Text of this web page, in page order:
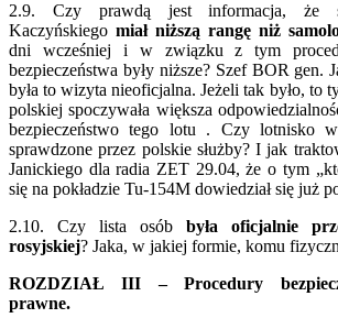
2.9. Czy prawdą jest informacja, że
Kaczyńskiego miał niższą rangę niż
dni wcześniej i w związku z tym
bezpieczeństwa były niższe? Szef BOR gen.
była to wizyta nieoficjalna. Jeżeli tak było, to
polskiej spoczywała większa
bezpieczeństwo tego lotu . Czy lotnisko w
sprawdzone przez polskie służby? I jak
Janickiego dla radia ZET 29.04, że o tym
się na pokładzie Tu-154M dowiedział się już
2.10. Czy lista osób była oficjalnie
rosyjskiej? Jaka, w jakiej formie, komu
ROZDZIAŁ III – Procedury
prawne.